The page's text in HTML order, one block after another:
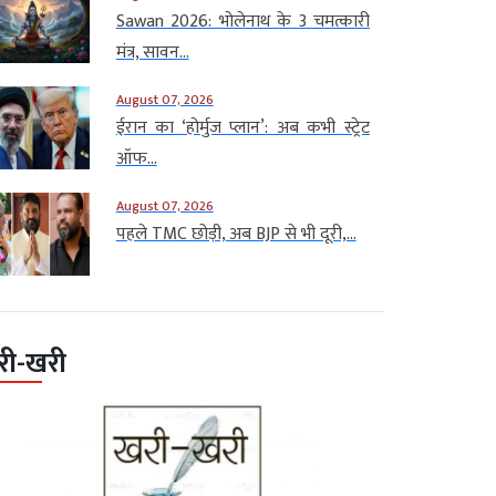
Sawan 2026: भोलेनाथ के 3 चमत्कारी
मंत्र, सावन...
August 07, 2026
ईरान का ‘होर्मुज प्लान’: अब कभी स्ट्रेट
ऑफ...
August 07, 2026
पहले TMC छोड़ी, अब BJP से भी दूरी,...
खरी